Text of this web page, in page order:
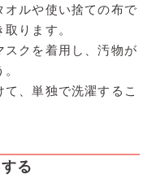
ルや使い捨ての布で
ります。
クを着用し、汚物が
、単独で洗濯するこ
る